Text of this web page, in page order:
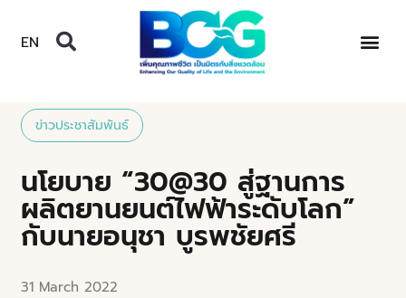
EN
ข่าวประชาสัมพันธ์
นโยบาย “30@30 สู่ฐานการ
ผลิตยานยนต์ไฟฟ้าระดับโลก”
กับนายอนุชา บูรพชัยศรี
31 March 2022